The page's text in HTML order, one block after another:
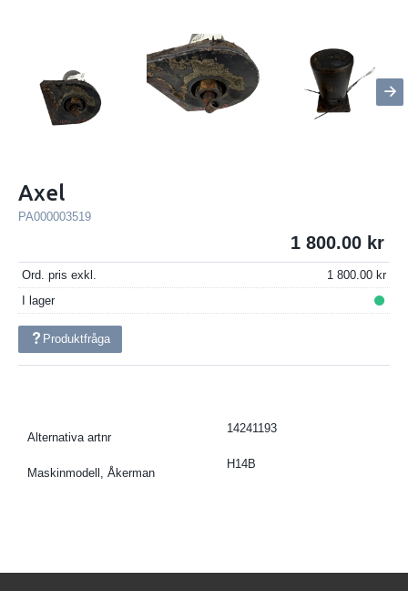
Axel
PA000003519
1 800.00
Ord. pris exkl.
1 800.00
I lager
Produktfråga
Alternativa artnr
14241193
Maskinmodell, Åkerman
H14B